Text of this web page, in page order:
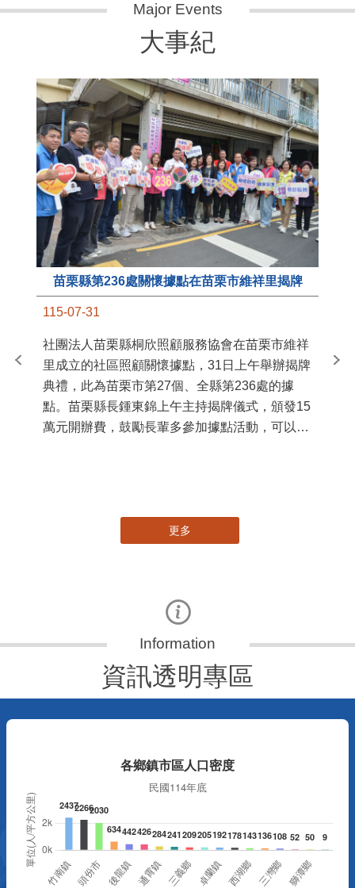
大事紀
苗栗縣第236處關懷據點在苗栗市維祥里揭牌
115-07-31
社團法人苗栗縣桐欣照顧服務協會在苗栗市維祥
里成立的社區照顧關懷據點，31日上午舉辦揭牌
典禮，此為苗栗市第27個、全縣第236處的據
點。苗栗縣長鍾東錦上午主持揭牌儀式，頒發15
萬元開辦費，鼓勵長輩多參加據點活動，可以更
苗
更多
資訊透明專區